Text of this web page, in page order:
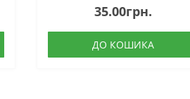
вирощування, як у теплицях, та й
в незахищеному ґрунті. Рослини
потужні, стресостійкі. Фор..
35.00грн.
ДО КОШИКА